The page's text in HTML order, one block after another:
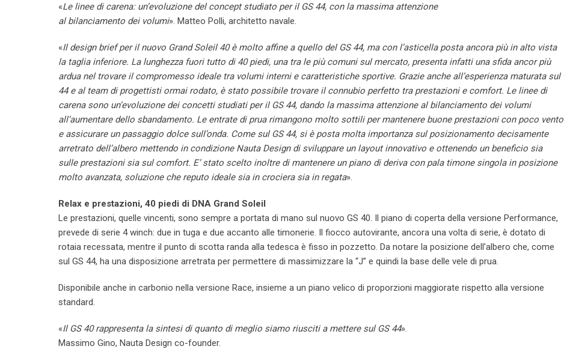
«Le linee di carena: un’evoluzione del concept studiato per il GS 44, con la massima attenzione
al bilanciamento dei volumi». Matteo Polli, architetto navale.
«Il design brief per il nuovo Grand Soleil 40 è molto affine a quello del GS 44, ma con l’asticella posta ancora più in alto vista
la taglia inferiore. La lunghezza fuori tutto di 40 piedi, una tra le più comuni sul mercato, presenta infatti una sfida ancor più
ardua nel trovare il compromesso ideale tra volumi interni e caratteristiche sportive. Grazie anche all’esperienza maturata sul
44 e al team di progettisti ormai rodato, è stato possibile trovare il connubio perfetto tra prestazioni e comfort. Le linee di
carena sono un’evoluzione dei concetti studiati per il GS 44, dando la massima attenzione al bilanciamento dei volumi
all’aumentare dello sbandamento. Le entrate di prua rimangono molto sottili per mantenere buone prestazioni con poco vento
e assicurare un passaggio dolce sull’onda. Come sul GS 44, si è posta molta importanza sul posizionamento decisamente
arretrato dell’albero mettendo in condizione Nauta Design di sviluppare un layout innovativo e ottenendo un beneficio sia
sulle prestazioni sia sul comfort. E’ stato scelto inoltre di mantenere un piano di deriva con pala timone singola in posizione
molto avanzata, soluzione che reputo ideale sia in crociera sia in regata».
Relax e prestazioni, 40 piedi di DNA Grand Soleil
Le prestazioni, quelle vincenti, sono sempre a portata di mano sul nuovo GS 40. Il piano di coperta della versione Performance,
prevede di serie 4 winch: due in tuga e due accanto alle timonerie. Il fiocco autovirante, ancora una volta di serie, è dotato di
rotaia recessata, mentre il punto di scotta randa alla tedesca è fisso in pozzetto. Da notare la posizione dell’albero che, come
sul GS 44, ha una disposizione arretrata per permettere di massimizzare la “J” e quindi la base delle vele di prua.
Disponibile anche in carbonio nella versione Race, insieme a un piano velico di proporzioni maggiorate rispetto alla versione
standard.
«Il GS 40 rappresenta la sintesi di quanto di meglio siamo riusciti a mettere sul GS 44».
Massimo Gino, Nauta Design co-founder.